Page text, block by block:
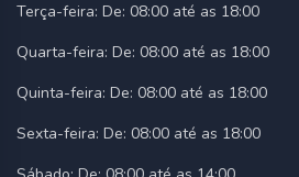
Terça-feira: De: 08:00 até as 18:00
Quarta-feira: De: 08:00 até as 18:00
Quinta-feira: De: 08:00 até as 18:00
Sexta-feira: De: 08:00 até as 18:00